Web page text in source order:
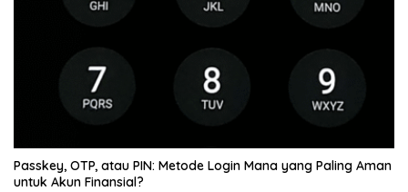
Passkey, OTP, atau PIN: Metode Login Mana yang Paling Aman
untuk Akun Finansial?